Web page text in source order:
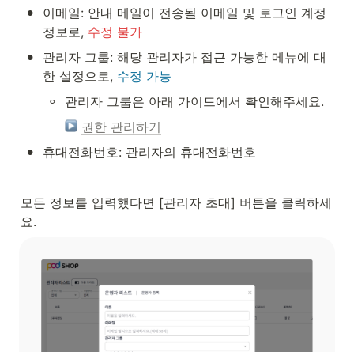
•
이메일: 안내 메일이 전송될 이메일 및 로그인 계정
정보로, 수정 불가
•
관리자 그룹: 해당 관리자가 접근 가능한 메뉴에 대
한 설정으로, 수정 가능
◦
관리자 그룹은 아래 가이드에서 확인해주세요.
권한 관리하기
• 휴대전화번호: 관리자의 휴대전화번호
모든 정보를 입력했다면 [관리자 초대] 버튼을 클릭하세
요.